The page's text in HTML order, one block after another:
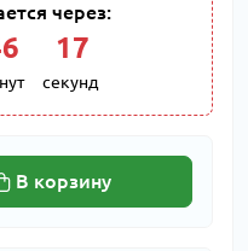
через:
16
секунд
В корзину